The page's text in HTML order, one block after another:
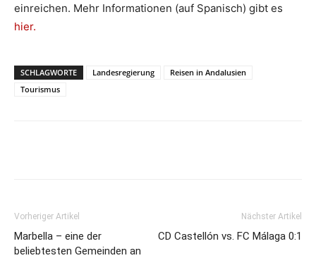
einreichen. Mehr Informationen (auf Spanisch) gibt es
hier.
SCHLAGWORTE Landesregierung
Reisen in Andalusien
Tourismus
Vorheriger Artikel
Marbella – eine der
beliebtesten Gemeinden an
Nächster Artikel
CD Castellón vs. FC Málaga 0:1